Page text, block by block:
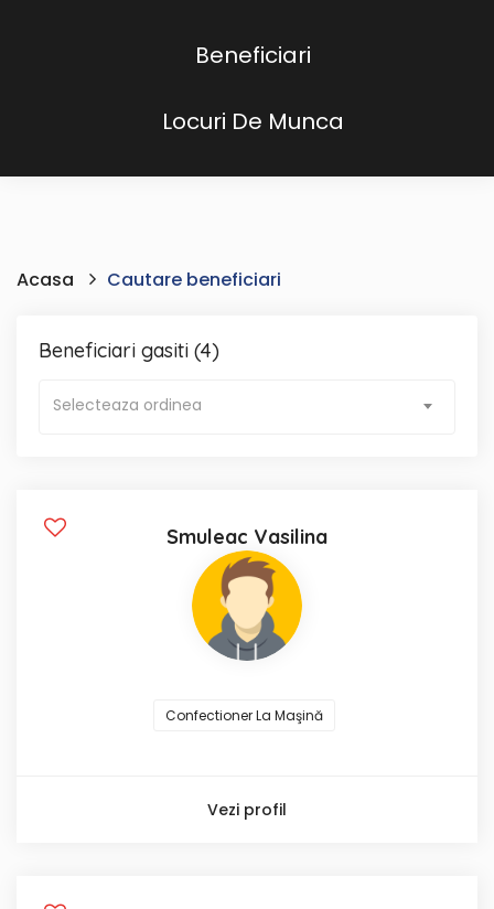
Beneficiari
Locuri De Munca
Acasa Cautare beneficiari
Beneficiari gasiti (4)
Selecteaza ordinea
Smuleac Vasilina
Confectioner La Maşină
Vezi profil